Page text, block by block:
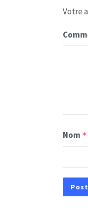
Votre
Nom *